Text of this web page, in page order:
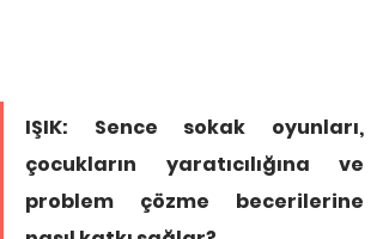
IŞIK: Sence sokak oyunları,
çocukların yaratıcılığına ve
problem çözme becerilerine